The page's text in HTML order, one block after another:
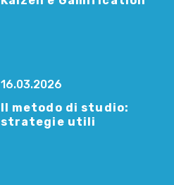
16.03.2026
Il metodo di studio:
strategie utili